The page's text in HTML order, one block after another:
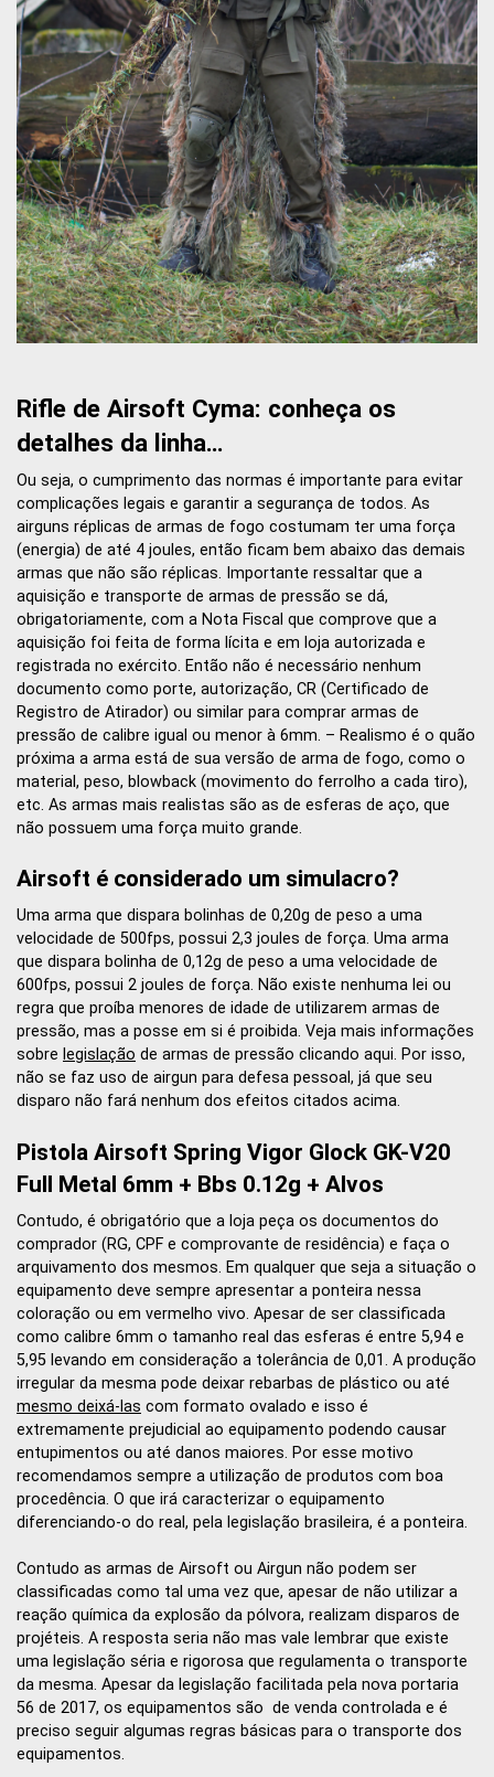
Rifle de Airsoft Cyma: conheça os
detalhes da linha…
Ou seja, o cumprimento das normas é importante para evitar
complicações legais e garantir a segurança de todos. As
airguns réplicas de armas de fogo costumam ter uma força
(energia) de até 4 joules, então ficam bem abaixo das demais
armas que não são réplicas. Importante ressaltar que a
aquisição e transporte de armas de pressão se dá,
obrigatoriamente, com a Nota Fiscal que comprove que a
aquisição foi feita de forma lícita e em loja autorizada e
registrada no exército. Então não é necessário nenhum
documento como porte, autorização, CR (Certificado de
Registro de Atirador) ou similar para comprar armas de
pressão de calibre igual ou menor à 6mm. – Realismo é o quão
próxima a arma está de sua versão de arma de fogo, como o
material, peso, blowback (movimento do ferrolho a cada tiro),
etc. As armas mais realistas são as de esferas de aço, que
não possuem uma força muito grande.
Airsoft é considerado um simulacro?
Uma arma que dispara bolinhas de 0,20g de peso a uma
velocidade de 500fps, possui 2,3 joules de força. Uma arma
que dispara bolinha de 0,12g de peso a uma velocidade de
600fps, possui 2 joules de força. Não existe nenhuma lei ou
regra que proíba menores de idade de utilizarem armas de
pressão, mas a posse em si é proibida. Veja mais informações
sobre legislação de armas de pressão clicando aqui. Por isso,
não se faz uso de airgun para defesa pessoal, já que seu
disparo não fará nenhum dos efeitos citados acima.
Pistola Airsoft Spring Vigor Glock GK-V20
Full Metal 6mm + Bbs 0.12g + Alvos
Contudo, é obrigatório que a loja peça os documentos do
comprador (RG, CPF e comprovante de residência) e faça o
arquivamento dos mesmos. Em qualquer que seja a situação o
equipamento deve sempre apresentar a ponteira nessa
coloração ou em vermelho vivo. Apesar de ser classificada
como calibre 6mm o tamanho real das esferas é entre 5,94 e
5,95 levando em consideração a tolerância de 0,01. A produção
irregular da mesma pode deixar rebarbas de plástico ou até
mesmo deixá-las com formato ovalado e isso é
extremamente prejudicial ao equipamento podendo causar
entupimentos ou até danos maiores. Por esse motivo
recomendamos sempre a utilização de produtos com boa
procedência. O que irá caracterizar o equipamento
diferenciando-o do real, pela legislação brasileira, é a ponteira.
Contudo as armas de Airsoft ou Airgun não podem ser
classificadas como tal uma vez que, apesar de não utilizar a
reação química da explosão da pólvora, realizam disparos de
projéteis. A resposta seria não mas vale lembrar que existe
uma legislação séria e rigorosa que regulamenta o transporte
da mesma. Apesar da legislação facilitada pela nova portaria
56 de 2017, os equipamentos são de venda controlada e é
preciso seguir algumas regras básicas para o transporte dos
equipamentos.